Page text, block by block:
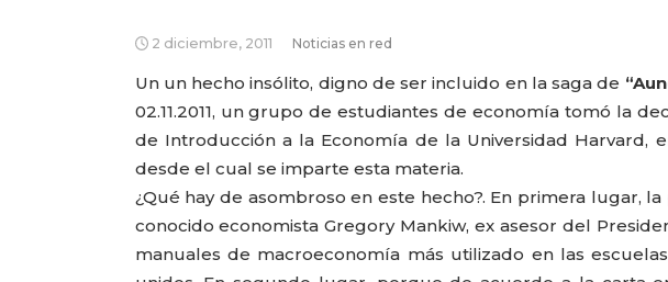
2 diciembre, 2011 Noticias en red
Un un hecho insólito, digno de ser incluido en la saga de
02.11.2011, un grupo de estudiantes de economía tomó la
de Introducción a la Economía de la Universidad
desde el cual se imparte esta materia.
¿Qué hay de asombroso en este hecho?. En primera lugar,
conocido economista Gregory Mankiw, ex asesor del
manuales de macroeconomía más utilizado en las